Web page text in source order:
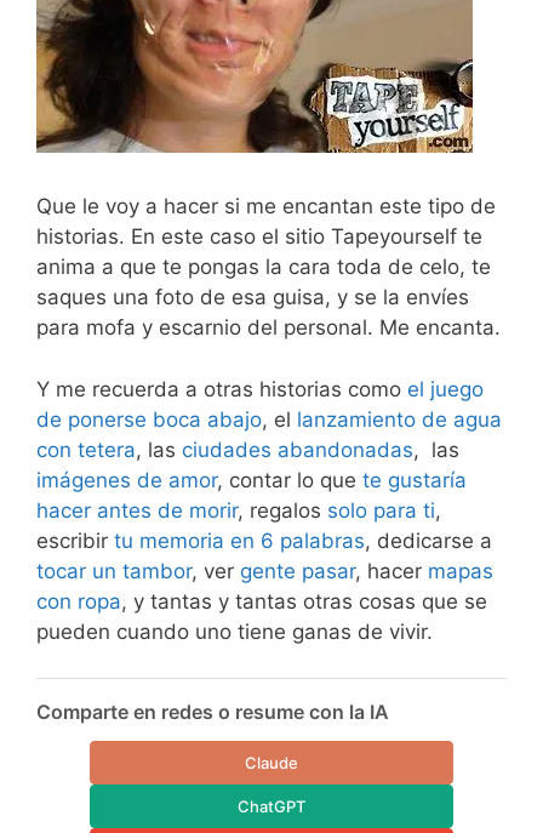
Que le voy a hacer si me encantan este tipo de
historias. En este caso el sitio Tapeyourself te
anima a que te pongas la cara toda de celo, te
saques una foto de esa guisa, y se la envíes
para mofa y escarnio del personal. Me encanta.
Y me recuerda a otras historias como el juego
de ponerse boca abajo, el lanzamiento de agua
con tetera, las ciudades abandonadas, las
imágenes de amor, contar lo que te gustaría
hacer antes de morir, regalos solo para ti,
escribir tu memoria en 6 palabras, dedicarse a
tocar un tambor, ver gente pasar, hacer mapas
con ropa, y tantas y tantas otras cosas que se
pueden cuando uno tiene ganas de vivir.
Comparte en redes o resume con la IA
Claude
ChatGPT